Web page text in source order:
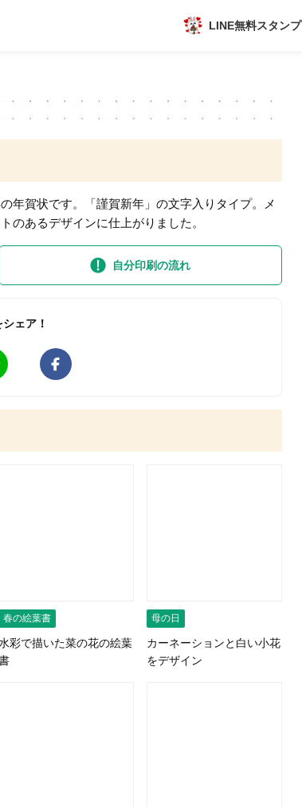
新作
数独無料ゲーム
LINE無料スタンプ
年賀状です。「謹賀新年」の文字入りタイプ。メ
のあるデザインに仕上がりました。
自分印刷の流れ
ェア！
春の絵葉書
彩で描いた菜の花の絵葉
母の日
カーネーションと白い小花
をデザイン